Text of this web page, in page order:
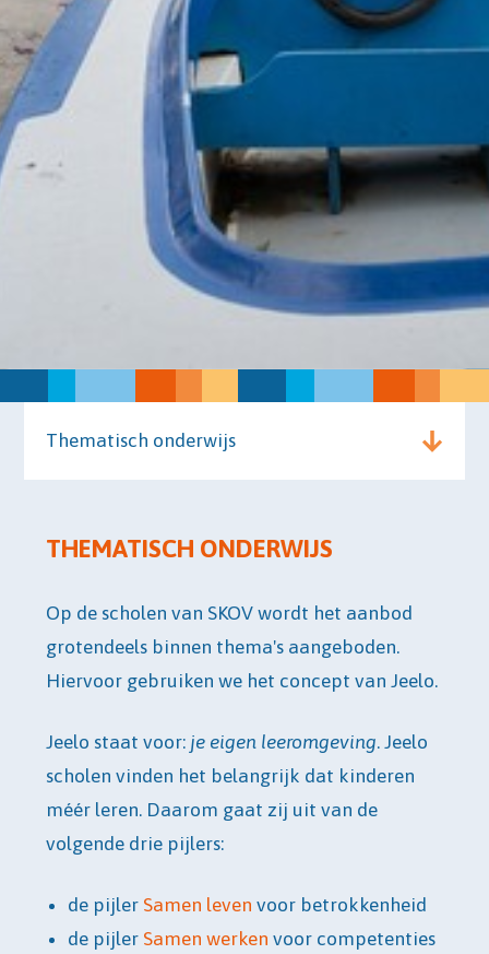
Thematisch onderwijs
THEMATISCH ONDERWIJS
Op de scholen van SKOV wordt het aanbod
grotendeels binnen thema's aangeboden.
Hiervoor gebruiken we het concept van Jeelo.
Jeelo staat voor: je eigen leeromgeving. Jeelo
scholen vinden het belangrijk dat kinderen
méér leren. Daarom gaat zij uit van de
volgende drie pijlers:
de pijler Samen leven voor betrokkenheid
de pijler Samen werken voor competenties